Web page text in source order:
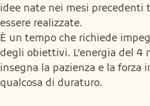
idee nate nei mesi precedenti
essere realizzate.
È un tempo che richiede
degli obiettivi. L’energia del 4
insegna la pazienza e la forza
qualcosa di duraturo.